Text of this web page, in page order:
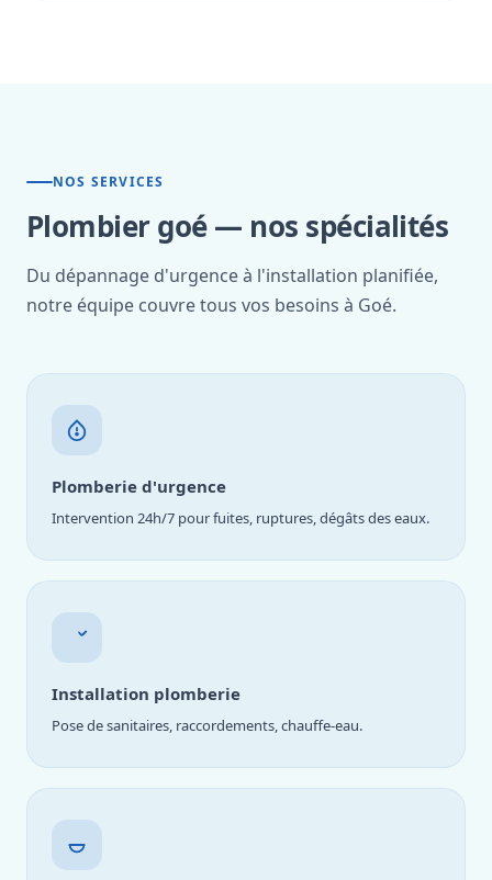
NOS SERVICES
Plombier goé — nos spécialités
Du dépannage d'urgence à l'installation planifiée,
notre équipe couvre tous vos besoins à Goé.
Plomberie d'urgence
Intervention 24h/7 pour fuites, ruptures, dégâts des eaux.
Installation plomberie
Pose de sanitaires, raccordements, chauffe-eau.